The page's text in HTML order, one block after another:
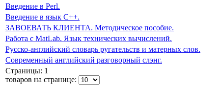
Введение в Perl.
Введение в язык С++.
ЗАВОЕВАТЬ КЛИЕНТА. Методическое пособие.
Работа с MatLab. Язык технических вычислений.
Русско-английский словарь ругательств и матерных слов.
Современный английский разговорный слэнг.
Страницы: 1
товаров на странице: